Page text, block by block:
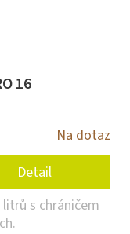
16
Na dotaz
Detail
s chráničem